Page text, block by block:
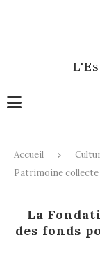
Accueil
Patrimoine
La
des fonds